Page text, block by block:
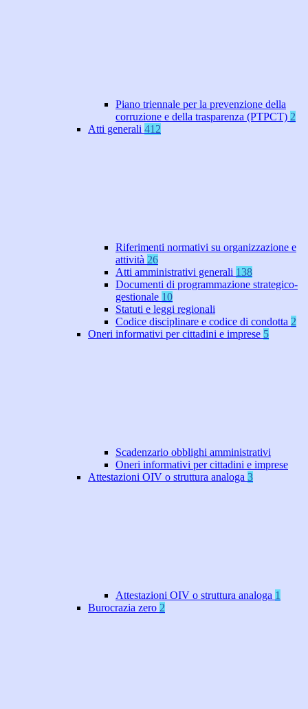
Piano triennale per la prevenzione della
corruzione e della trasparenza (PTPCT) 2
Atti generali 412
Riferimenti normativi su organizzazione e
attività 26
Atti amministrativi generali 138
Documenti di programmazione strategico-
gestionale 10
Statuti e leggi regionali
Codice disciplinare e codice di condotta 2
Oneri informativi per cittadini e imprese 5
Scadenzario obblighi amministrativi
Oneri informativi per cittadini e imprese
Attestazioni OIV o struttura analoga 3
Attestazioni OIV o struttura analoga 1
Burocrazia zero 2